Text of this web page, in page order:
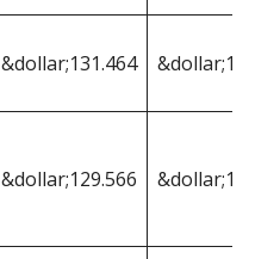
&dollar;131.464
&dollar;129.566